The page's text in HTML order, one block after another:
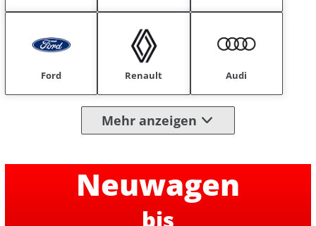
Ford Renault Audi
Mehr anzeigen
Neuwagen
bis